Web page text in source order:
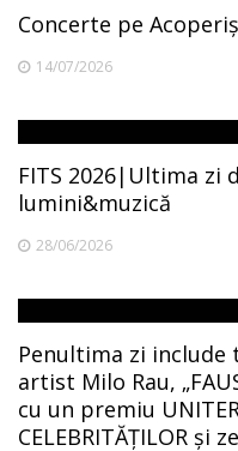
Concerte pe
14/07/2026
FITS 2026|Ultima zi
lumini&muzică
28/06/2026
Penultima zi include
artist Milo Rau,
cu un premiu
CELEBRITĂȚILOR și